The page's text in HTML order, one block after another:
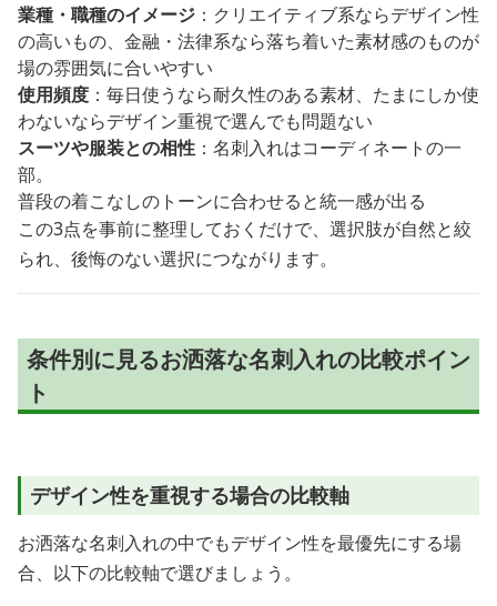
業種・職種のイメージ ：クリエイティブ系ならデザイン性
の高いもの、金融・法律系なら落ち着いた素材感のものが
場の雰囲気に合いやすい
使用頻度 ：毎日使うなら耐久性のある素材、たまにしか使
わないならデザイン重視で選んでも問題ない
スーツや服装との相性 ：名刺入れはコーディネートの一
部。
普段の着こなしのトーンに合わせると統一感が出る
この3点を事前に整理しておくだけで、選択肢が自然と絞
られ、後悔のない選択につながります。
条件別に見るお洒落な名刺入れの比較ポイン
ト
デザイン性を重視する場合の比較軸
お洒落な名刺入れの中でもデザイン性を最優先にする場
合、以下の比較軸で選びましょう。